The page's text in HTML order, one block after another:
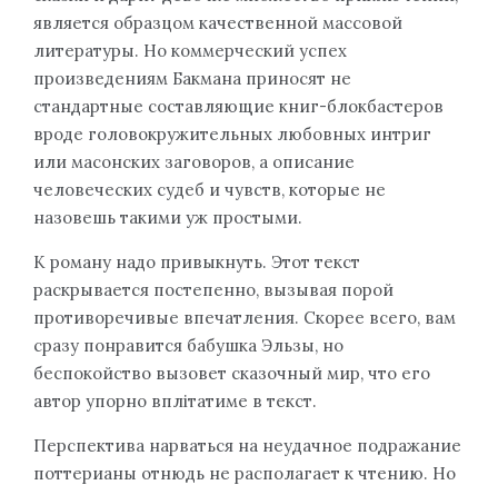
является образцом качественной массовой
литературы. Но коммерческий успех
произведениям Бакмана приносят не
стандартные составляющие книг-блокбастеров
вроде головокружительных любовных интриг
или масонских заговоров, а описание
человеческих судеб и чувств, которые не
назовешь такими уж простыми.
К роману надо привыкнуть. Этот текст
раскрывается постепенно, вызывая порой
противоречивые впечатления. Скорее всего, вам
сразу понравится бабушка Эльзы, но
беспокойство вызовет сказочный мир, что его
автор упорно вплітатиме в текст.
Перспектива нарваться на неудачное подражание
поттерианы отнюдь не располагает к чтению. Но